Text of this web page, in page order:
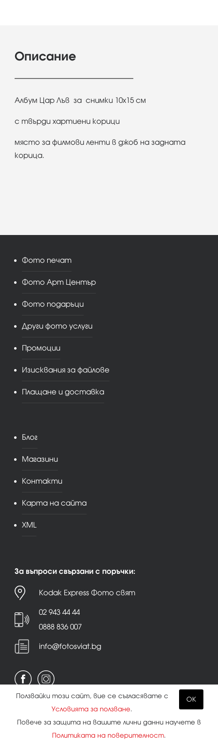
Описание
Албум Цар Лъв за снимки 10х15 см
с твърди хартиени корици
място за филмови ленти в джоб на задната
корица.
Фото печат
Фото Арт Център
Фото подаръци
Други фото услуги
Промоции
Изисквания за файлове
Плащане и доставка
Блог
Магазини
Контакти
Карта на сайта
XML
За въпроси свързани с поръчки:
Kodak Express Фото свят
02 943 44 44
0888 836 007
info@fotosviat.bg
|Бисквитки
OK
Ползвайки този сайт, вие се съгласявате с
Условията за ползване.
Повече за защита на вашите лични данни научете в
Политиката на поверителност.